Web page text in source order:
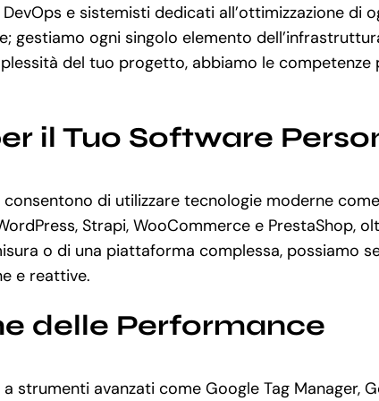
e sistemisti dedicati all’ottimizzazione
gestiamo ogni singolo elemento
del tuo progetto, abbiamo le
il Tuo Software
di utilizzare tecnologie moderne come
Strapi, WooCommerce e PrestaShop,
o di una piattaforma complessa, possiamo
e reattive.
delle Performance
strumenti avanzati come Google Tag Manager,